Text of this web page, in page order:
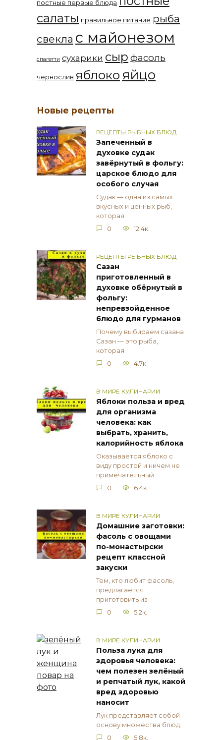
постные первые блюда
салаты правильное питание рыба
свекла с майонезом
спагетти сухарики сыр фасоль
чернослив яблоко яйцо
Новые рецепты
РЕЦЕПТЫ РЫБНЫХ БЛЮД
Запеченный в
духовке судак
завёрнутый в фольгу:
царское блюдо для
особого случая
Судак — одна из самых
вкусных и ценных рыб,
которая
0
12.4к.
РЕЦЕПТЫ РЫБНЫХ БЛЮД
Сазан
приготовленный в
духовке обёрнутый в
фольгу:
непревзойденное
блюдо для гурманов
Почему выбираем сазана
Сазан — это рыба,
которая
0
4.7к.
В МИРЕ КУЛИНАРИИ
Яблоки польза и вред
для организма
человека: как
выбрать, хранить,
калорийность яблока
Оказывается яблоко с
виду простой и ничем не
примечательный
0
6.4к.
В МИРЕ КУЛИНАРИИ
Домашние заготовки:
фасоль с овощами
по-монастырски
рецепт классной
закуски
Тем, кто любит фасоль,
предлагается
приготовить из
0
5.2к.
В МИРЕ КУЛИНАРИИ
Польза лука для
здоровья человека:
чем полезен зелёный
и репчатый лук, какой
вред здоровью
наносит
Лук представляет собой
основу множества блюд.
0
5.8к.